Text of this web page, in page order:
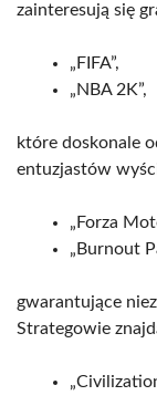
zainteresują się
„FIFA”,
„NBA 2K”,
które doskonale
entuzjastów
„Forza
„Burnout
gwarantujące
Strategowie